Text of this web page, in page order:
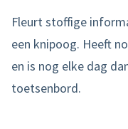
Fleurt stoffige
een knipoog. Heeft
en is nog elke dag
toetsenbord.